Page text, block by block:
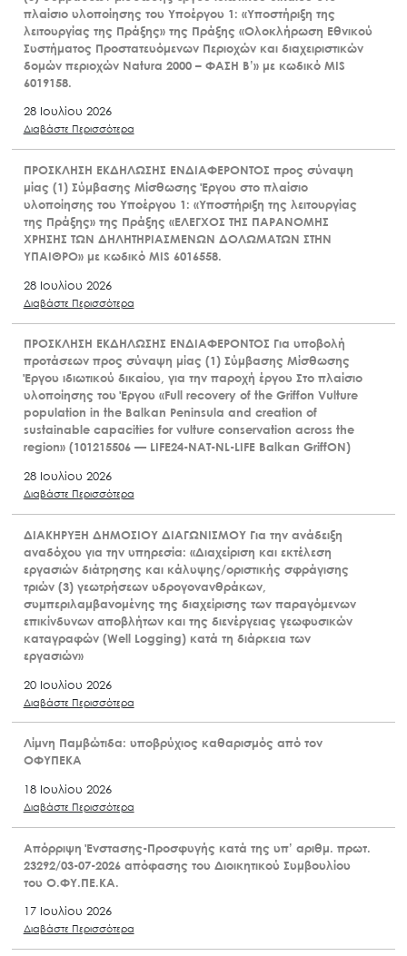
πλαίσιο υλοποίησης του Υποέργου 1: «Υποστήριξη της
λειτουργίας της Πράξης» της Πράξης «Ολοκλήρωση Εθνικού
Συστήματος Προστατευόμενων Περιοχών και διαχειριστικών
δομών περιοχών Natura 2000 – ΦΑΣΗ Β’» με κωδικό MIS
6019158.
28 Ιουλίου 2026
Διαβάστε Περισσότερα
ΠΡΟΣΚΛΗΣΗ ΕΚΔΗΛΩΣΗΣ ΕΝΔΙΑΦΕΡΟΝΤΟΣ προς σύναψη
μίας (1) Σύμβασης Μίσθωσης Έργου στο πλαίσιο
υλοποίησης του Υποέργου 1: «Υποστήριξη της λειτουργίας
της Πράξης» της Πράξης «ΕΛΕΓΧΟΣ ΤΗΣ ΠΑΡΑΝΟΜΗΣ
ΧΡΗΣΗΣ ΤΩΝ ΔΗΛΗΤΗΡΙΑΣΜΕΝΩΝ ΔΟΛΩΜΑΤΩΝ ΣΤΗΝ
ΥΠΑΙΘΡΟ» με κωδικό MIS 6016558.
28 Ιουλίου 2026
Διαβάστε Περισσότερα
ΠΡΟΣΚΛΗΣΗ ΕΚΔΗΛΩΣΗΣ ΕΝΔΙΑΦΕΡΟΝΤΟΣ Για υποβολή
προτάσεων προς σύναψη μίας (1) Σύμβασης Μίσθωσης
Έργου ιδιωτικού δικαίου, για την παροχή έργου Στο πλαίσιο
υλοποίησης του Έργου «Full recovery of the Griffon Vulture
population in the Balkan Peninsula and creation of
sustainable capacities for vulture conservation across the
region» (101215506 — LIFE24-NAT-NL-LIFE Balkan GriffON)
28 Ιουλίου 2026
Διαβάστε Περισσότερα
ΔΙΑΚΗΡΥΞΗ ΔΗΜΟΣΙΟΥ ΔΙΑΓΩΝΙΣΜΟΥ Για την ανάδειξη
αναδόχου για την υπηρεσία: «Διαχείριση και εκτέλεση
εργασιών διάτρησης και κάλυψης/οριστικής σφράγισης
τριών (3) γεωτρήσεων υδρογονανθράκων,
συμπεριλαμβανομένης της διαχείρισης των παραγόμενων
επικίνδυνων αποβλήτων και της διενέργειας γεωφυσικών
καταγραφών (Well Logging) κατά τη διάρκεια των
εργασιών»
20 Ιουλίου 2026
Διαβάστε Περισσότερα
Λίμνη Παμβώτιδα: υποβρύχιος καθαρισμός από τον
ΟΦΥΠΕΚΑ
18 Ιουλίου 2026
Διαβάστε Περισσότερα
Απόρριψη Ένστασης-Προσφυγής κατά της υπ’ αριθμ. πρωτ.
23292/03-07-2026 απόφασης του Διοικητικού Συμβουλίου
του Ο.ΦΥ.ΠΕ.ΚΑ.
17 Ιουλίου 2026
Διαβάστε Περισσότερα